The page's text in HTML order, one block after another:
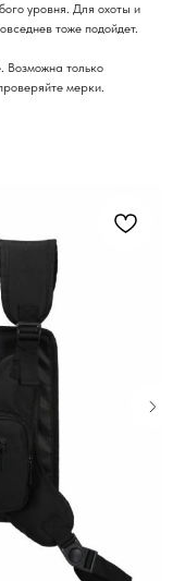
уровня. Для охоты и
тоже подойдет.
Возможна только
мерки.